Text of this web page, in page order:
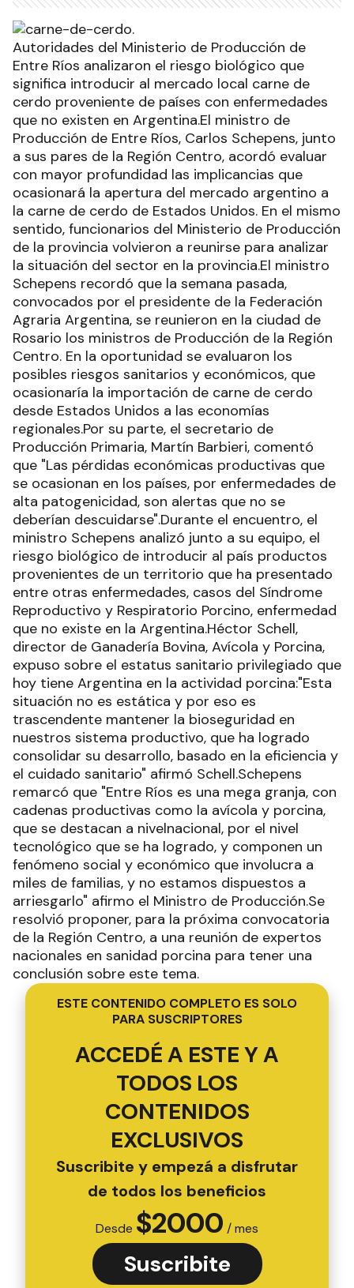
Autoridades del Ministerio de Producción de
Entre Ríos analizaron el riesgo biológico que
significa introducir al mercado local carne de
cerdo proveniente de países con enfermedades
que no existen en Argentina.El ministro de
Producción de Entre Ríos, Carlos Schepens, junto
a sus pares de la Región Centro, acordó evaluar
con mayor profundidad las implicancias que
ocasionará la apertura del mercado argentino a
la carne de cerdo de Estados Unidos. En el mismo
sentido, funcionarios del Ministerio de Producción
de la provincia volvieron a reunirse para analizar
la situación del sector en la provincia.El ministro
Schepens recordó que la semana pasada,
convocados por el presidente de la Federación
Agraria Argentina, se reunieron en la ciudad de
Rosario los ministros de Producción de la Región
Centro. En la oportunidad se evaluaron los
posibles riesgos sanitarios y económicos, que
ocasionaría la importación de carne de cerdo
desde Estados Unidos a las economías
regionales.Por su parte, el secretario de
Producción Primaria, Martín Barbieri, comentó
que "Las pérdidas económicas productivas que
se ocasionan en los países, por enfermedades de
alta patogenicidad, son alertas que no se
deberían descuidarse".Durante el encuentro, el
ministro Schepens analizó junto a su equipo, el
riesgo biológico de introducir al país productos
provenientes de un territorio que ha presentado
entre otras enfermedades, casos del Síndrome
Reproductivo y Respiratorio Porcino, enfermedad
que no existe en la Argentina.Héctor Schell,
director de Ganadería Bovina, Avícola y Porcina,
expuso sobre el estatus sanitario privilegiado que
hoy tiene Argentina en la actividad porcina:"Esta
situación no es estática y por eso es
trascendente mantener la bioseguridad en
nuestros sistema productivo, que ha logrado
consolidar su desarrollo, basado en la eficiencia y
el cuidado sanitario" afirmó Schell.Schepens
remarcó que "Entre Ríos es una mega granja, con
cadenas productivas como la avícola y porcina,
que se destacan a nivelnacional, por el nivel
tecnológico que se ha logrado, y componen un
fenómeno social y económico que involucra a
miles de familias, y no estamos dispuestos a
arriesgarlo" afirmo el Ministro de Producción.Se
resolvió proponer, para la próxima convocatoria
de la Región Centro, a una reunión de expertos
nacionales en sanidad porcina para tener una
conclusión sobre este tema.
ESTE CONTENIDO COMPLETO ES SOLO
PARA SUSCRIPTORES
ACCEDÉ A ESTE Y A
TODOS LOS
CONTENIDOS
EXCLUSIVOS
Suscribite y empezá a disfrutar
de todos los beneficios
Desde $2000 / mes
Suscribite